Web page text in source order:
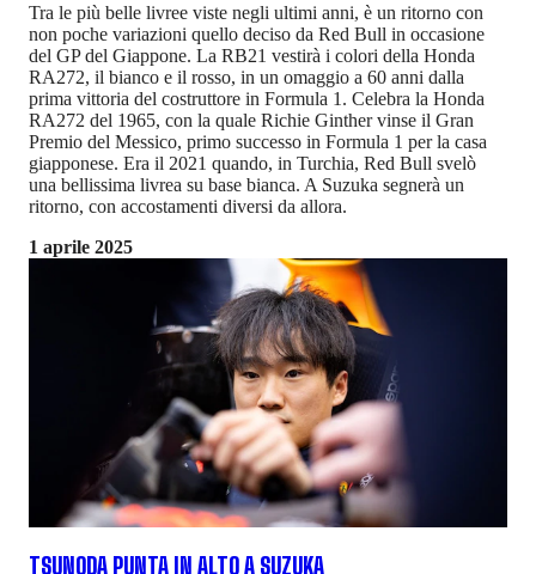
Tra le più belle livree viste negli ultimi anni, è un ritorno con
non poche variazioni quello deciso da Red Bull in occasione
del GP del Giappone. La RB21 vestirà i colori della Honda
RA272, il bianco e il rosso, in un omaggio a 60 anni dalla
prima vittoria del costruttore in Formula 1. Celebra la Honda
RA272 del 1965, con la quale Richie Ginther vinse il Gran
Premio del Messico, primo successo in Formula 1 per la casa
giapponese. Era il 2021 quando, in Turchia, Red Bull svelò
una bellissima livrea su base bianca. A Suzuka segnerà un
ritorno, con accostamenti diversi da allora.
1 aprile 2025
TSUNODA PUNTA IN ALTO A SUZUKA